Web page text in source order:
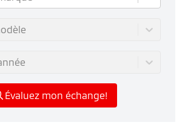
Évaluez mon échange!